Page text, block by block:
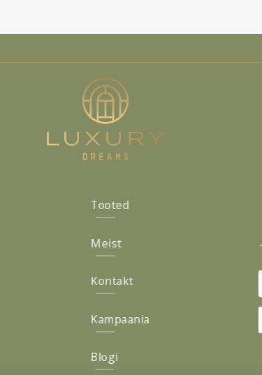
Tooted
Meist
Kontakt
Kampaania
Blogi